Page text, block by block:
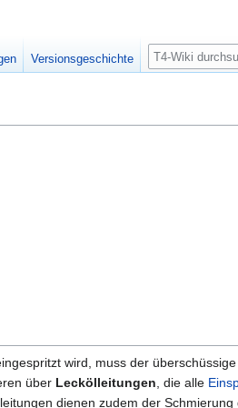
wird, muss der überschüssige
über Leckölleitungen , die alle
dienen zudem der Schmierung
Versionsgeschichte Suche